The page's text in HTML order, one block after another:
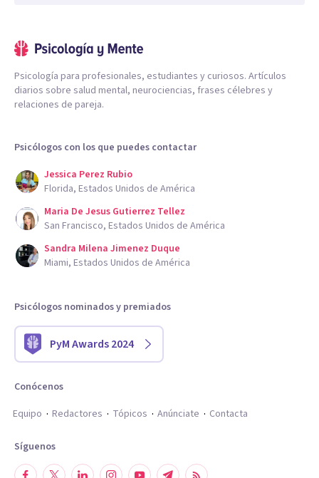
Psicología para profesionales, estudiantes y curiosos. Artículos
diarios sobre salud mental, neurociencias, frases célebres y
relaciones de pareja.
Psicólogos con los que puedes contactar
Jessica Perez Rubio
Florida, Estados Unidos de América
Maria De Jesus Gutierrez Tellez
San Francisco, Estados Unidos de América
Sandra Milena Jimenez Duque
Miami, Estados Unidos de América
Psicólogos nominados y premiados
PyM Awards 2024
Conócenos
Equipo
Redactores Tópicos Anúnciate Contacta
Síguenos